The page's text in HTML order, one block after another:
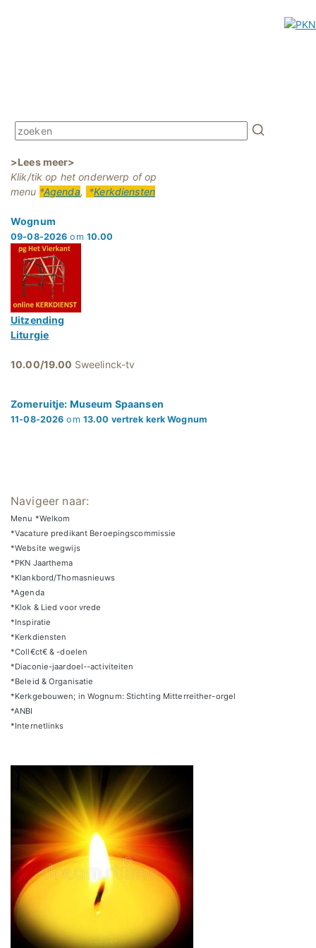
>Lees meer>
Klik/tik op het onderwerp of op
menu *Agenda, *Kerkdiensten
Wognum
09-08-2026 om 10.00
Uitzending
Liturgie
10.00/19.00 Sweelinck-tv
Zomeruitje: Museum Spaansen
11-08-2026 om 13.00 vertrek kerk Wognum
Navigeer naar:
Menu *Welkom
*Vacature predikant Beroepingscommissie
*Website wegwijs
*PKN Jaarthema
*Klankbord/Thomasnieuws
*Agenda
*Klok & Lied voor vrede
*Inspiratie
*Kerkdiensten
*Coll€ct€ & -doelen
*Diaconie-jaardoel--activiteiten
*Beleid & Organisatie
*Kerkgebouwen; in Wognum: Stichting Mitterreither-orgel
*ANBI
*Internetlinks